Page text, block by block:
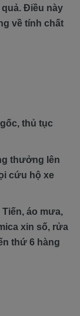
Điều này
về tính chất
thủ tục
thưởng lên
cứu hộ xe
Tiến, áo mưa,
xin số, rửa
thứ 6 hàng